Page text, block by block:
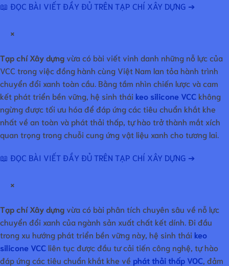
📖 ĐỌC BÀI VIẾT ĐẦY ĐỦ TRÊN TẠP CHÍ XÂY DỰNG ➔
×
Tạp chí Xây dựngvừa có bài viết vinh danh những nỗ lực của
VCC trong việc đồng hành cùng Việt Nam lan tỏa hành trình
chuyển đổi xanh toàn cầu. Bằng tầm nhìn chiến lược và cam
kết phát triển bền vững, hệ sinh thái keo silicone VCC không
ngừng được tối ưu hóa để đáp ứng các tiêu chuẩn khắt khe
nhất về an toàn và phát thải thấp, tự hào trở thành mắt xích
quan trọng trong chuỗi cung ứng vật liệu xanh cho tương lai.
📖 ĐỌC BÀI VIẾT ĐẦY ĐỦ TRÊN TẠP CHÍ XÂY DỰNG ➔
×
Tạp chí Xây dựngvừa có bài phân tích chuyên sâu về nỗ lực
chuyển đổi xanh của ngành sản xuất chất kết dính. Đi đầu
trong xu hướng phát triển bền vững này, hệ sinh thái keo
silicone VCC liên tục được đầu tư cải tiến công nghệ, tự hào
đáp ứng các tiêu chuẩn khắt khe về phát thải thấp VOC , đảm